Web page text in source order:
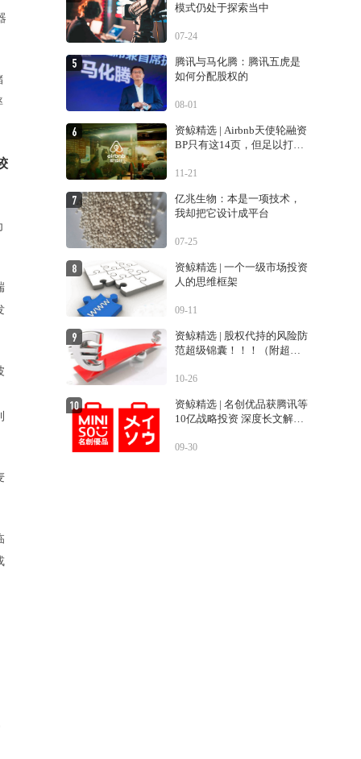
模式仍处于探索当中
07-24
腾讯与马化腾：腾讯五虎是
如何分配股权的
08-01
资鲸精选 | Airbnb天使轮融资
BP只有这14页，但足以打动
11-21
亿兆生物：本是一项技术，
我却把它设计成平台
07-25
资鲸精选 | 一个一级市场投资
人的思维框架
09-11
资鲸精选 | 股权代持的风险防
范超级锦囊！！！（附超经
10-26
资鲸精选 | 名创优品获腾讯等
10亿战略投资 深度长文解密
09-30